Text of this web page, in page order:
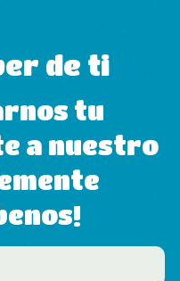
de ti
tu
a nuestro